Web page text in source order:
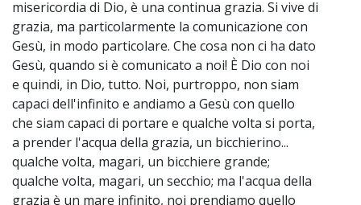
misericordia di Dio, è una continua grazia. Si vive di
grazia, ma particolarmente la comunicazione con
Gesù, in modo particolare. Che cosa non ci ha dato
Gesù, quando si è comunicato a noi! È Dio con noi
e quindi, in Dio, tutto. Noi, purtroppo, non siam
capaci dell'infinito e andiamo a Gesù con quello
che siam capaci di portare e qualche volta si porta,
a prender l'acqua della grazia, un bicchierino...
qualche volta, magari, un bicchiere grande;
qualche volta, magari, un secchio; ma l'acqua della
grazia è un mare infinito, noi prendiamo quello